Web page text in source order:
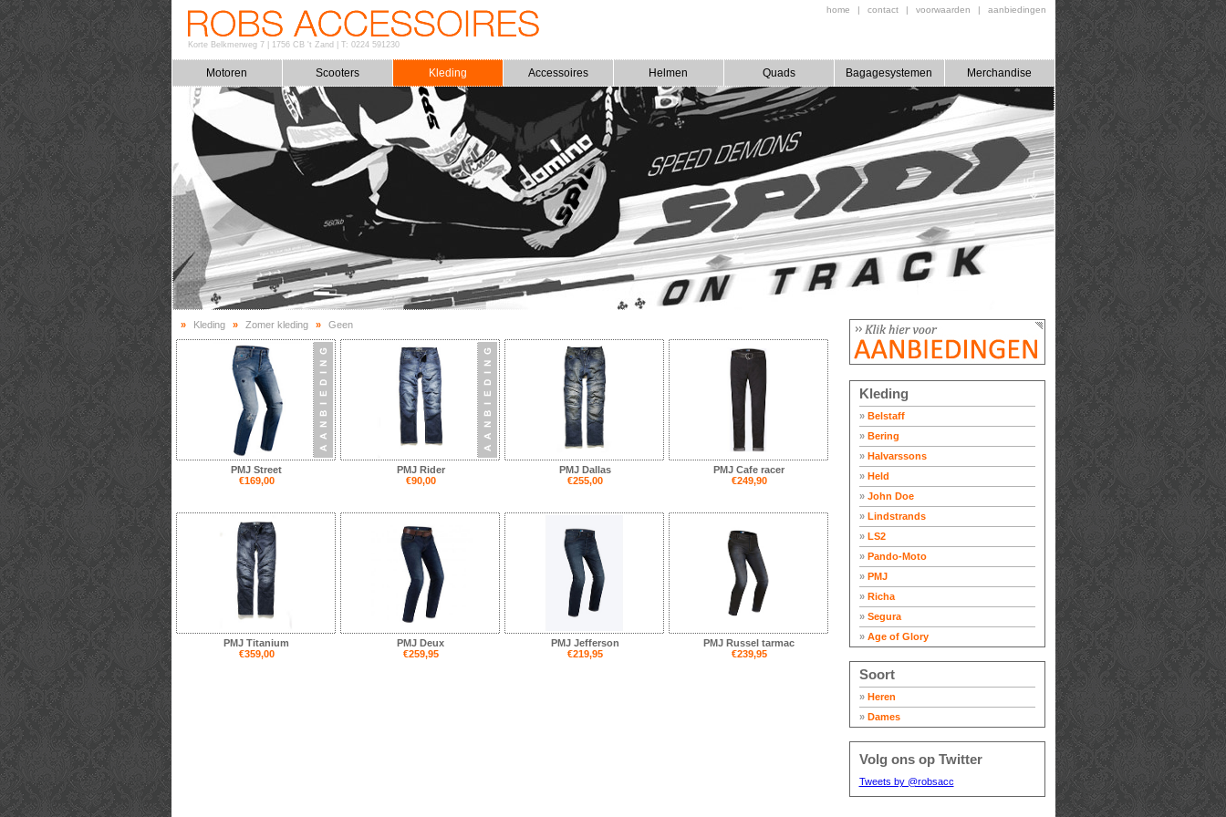
Korte Belkmerweg 7| 1756 CB 't Zand T: 0224 591230
home | contact | voorwaarden | aanbiedingen
Motoren Scooters Kleding Accessoires Helmen Quads Bagagesystemen Merchandise
Kleding
» Belstaff
» Bering
» Halvarssons
» Held
» John Doe
» Lindstrands
» LS2
» Pando-Moto
» PMJ
» Richa
» Segura
» Age of Glory
Soort
» Heren
» Dames
Volg ons op Twitter
Tweets by @robsacc
» Kleding » Zomer kleding » Geen
PMJ Street
€169,00
PMJ Rider
€90,00
PMJ Dallas
€255,00
PMJ Cafe racer
€249,90
PMJ Titanium
€359,00
PMJ Deux
€259,95
PMJ Jefferson
€219,95
PMJ Russel tarmac
€239,95